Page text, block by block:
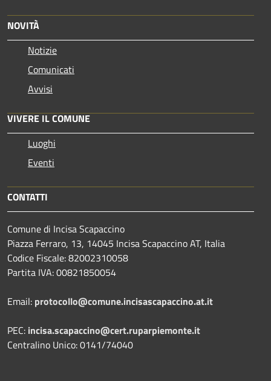
NOVITÀ
Notizie
Comunicati
Avvisi
VIVERE IL COMUNE
Luoghi
Eventi
CONTATTI
Comune di Incisa Scapaccino
Piazza Ferraro, 13, 14045 Incisa Scapaccino AT, Italia
Codice Fiscale: 82002310058
Partita IVA: 00821850054
Email: protocollo@comune.incisascapaccino.at.it
PEC: incisa.scapaccino@cert.ruparpiemonte.it
Centralino Unico: 0141/74040